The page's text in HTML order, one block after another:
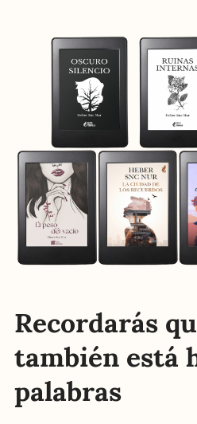
Recordarás
también está
palabras